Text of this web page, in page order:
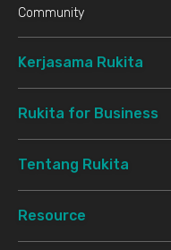
Community
Kerjasama Rukita
Rukita for Business
Tentang Rukita
Resource